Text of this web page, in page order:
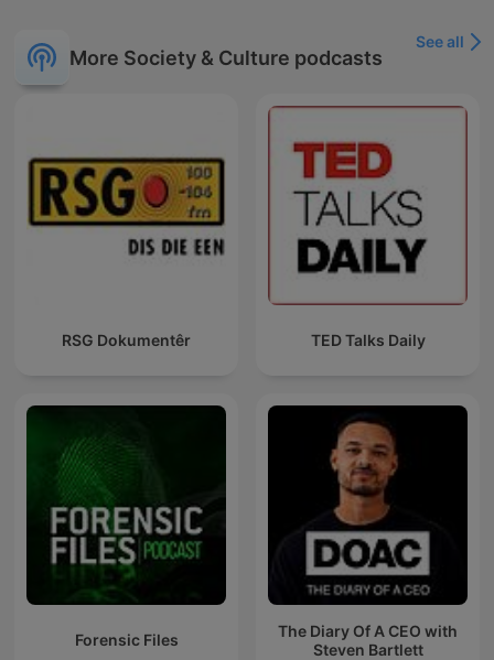
More Society & Culture podcasts
See all
RSG Dokumentêr TED Talks Daily
Forensic Files
The Diary Of A CEO with
Steven Bartlett